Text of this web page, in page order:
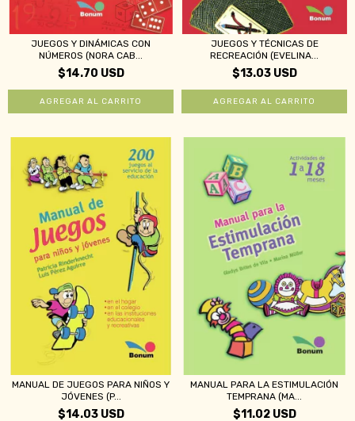
JUEGOS Y DINÁMICAS CON
NÚMEROS (NORA CAB...
$14.70 USD
JUEGOS Y TÉCNICAS DE
RECREACIÓN (EVELINA...
$13.03 USD
MANUAL DE JUEGOS PARA NIÑOS Y
JÓVENES (P...
$14.03 USD
MANUAL PARA LA ESTIMULACIÓN
TEMPRANA (MA...
$11.02 USD